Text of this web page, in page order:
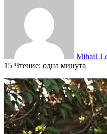
15 Чтение: одна минута